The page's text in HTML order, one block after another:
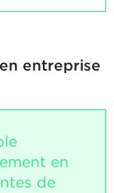
entreprise
en
de